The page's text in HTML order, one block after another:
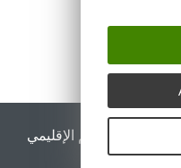
ESET الدعم الإقليمي